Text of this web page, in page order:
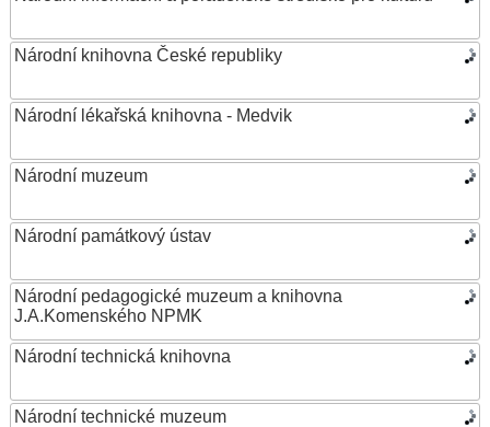
Národní knihovna České republiky
Národní lékařská knihovna - Medvik
Národní muzeum
Národní památkový ústav
Národní pedagogické muzeum a knihovna
J.A.Komenského NPMK
Národní technická knihovna
Národní technické muzeum